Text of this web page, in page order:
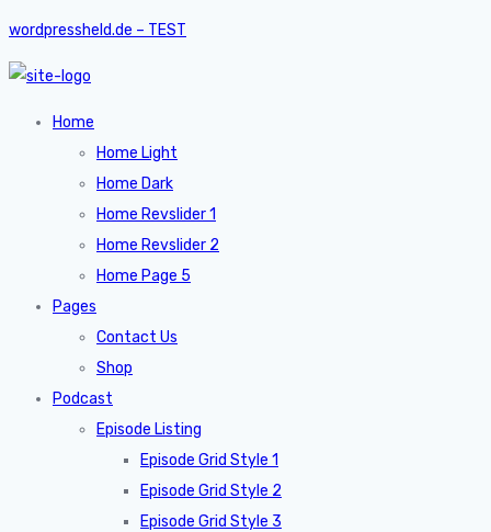
wordpressheld.de – TEST
Home
Home Light
Home Dark
Home Revslider 1
Home Revslider 2
Home Page 5
Pages
Contact Us
Shop
Podcast
Episode Listing
Episode Grid Style 1
Episode Grid Style 2
Episode Grid Style 3